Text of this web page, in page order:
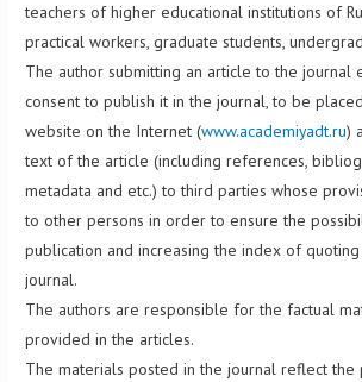
teachers of higher educational institutions of
practical workers, graduate students,
The author submitting an article to the journal
consent to publish it in the journal, to be
website on the Internet (www.academiyadt.ru)
text of the article (including references,
metadata and etc.) to third parties whose
to other persons in order to ensure the
publication and increasing the index of
journal.
The authors are responsible for the factual
provided in the articles.
The materials posted in the journal reflect